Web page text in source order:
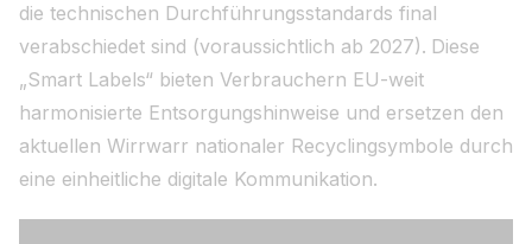
die technischen Durchführungsstandards final
verabschiedet sind (voraussichtlich ab 2027). Diese
„Smart Labels“ bieten Verbrauchern EU-weit
harmonisierte Entsorgungshinweise und ersetzen den
aktuellen Wirrwarr nationaler Recyclingsymbole durch
eine einheitliche digitale Kommunikation.